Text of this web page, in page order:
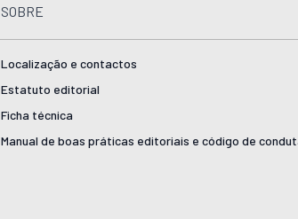
SOBRE
Localização e contactos
Estatuto editorial
Ficha técnica
Manual de boas práticas editoriais e código de